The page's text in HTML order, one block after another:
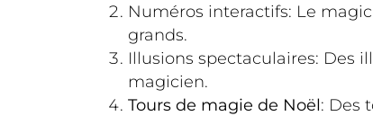
Numéros interactifs: Le
grands.
Illusions spectaculaires: Des
magicien.
Tours de magie de Noël: Des